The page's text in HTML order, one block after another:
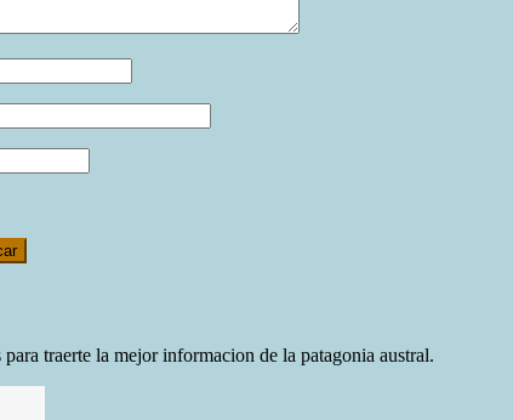
traerte la mejor informacion de la patagonia austral.